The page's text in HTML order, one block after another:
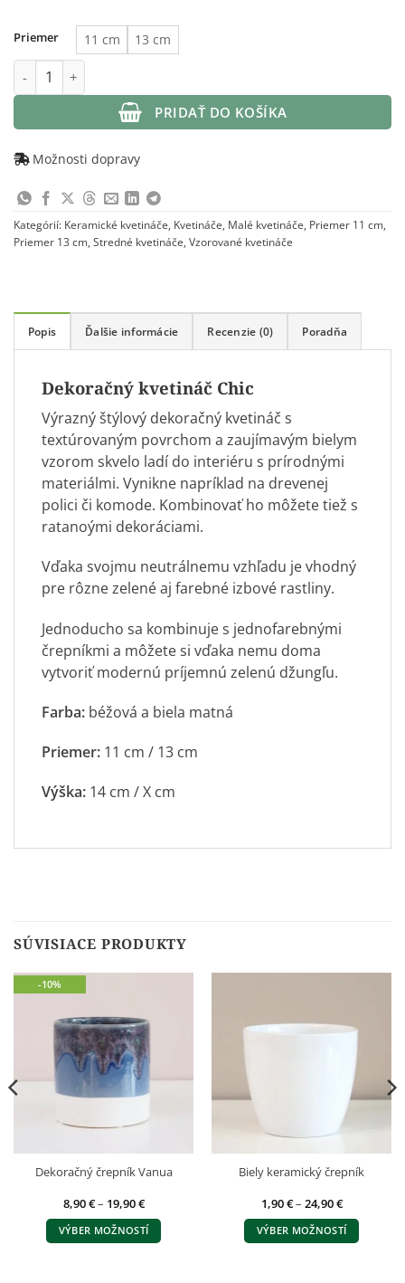
13,90 €
Priemer 11 cm
13 cm
množstvo Dekoračný kvetináč Chic
PRIDAŤ DO KOŠÍKA
Možnosti dopravy
Kategórií: Keramické kvetináče, Kvetináče, Malé kvetináče, Priemer 11 cm,
Priemer 13 cm, Stredné kvetináče, Vzorované kvetináče
Popis Ďalšie informácie Recenzie (0) Poradňa
Dekoračný kvetináč Chic
Výrazný štýlový dekoračný kvetináč s
textúrovaným povrchom a zaujímavým bielym
vzorom skvelo ladí do interiéru s prírodnými
materiálmi. Vynikne napríklad na drevenej
polici či komode. Kombinovať ho môžete tiež s
ratanoými dekoráciami.
Vďaka svojmu neutrálnemu vzhľadu je vhodný
pre rôzne zelené aj farebné izbové rastliny.
Jednoducho sa kombinuje s jednofarebnými
črepníkmi a môžete si vďaka nemu doma
vytvoriť modernú príjemnú zelenú džungľu.
Farba: béžová a biela matná
Priemer: 11 cm / 13 cm
Výška: 14 cm / X cm
SÚVISIACE PRODUKTY
-10%
Dekoračný črepník Vanua
8,90€– 19,90€Price
8,90 €
through
VÝBER MOŽNOSTÍ
Biely keramický črepník
1,90€– 24,90€Price
1,90 €
through
VÝBER MOŽNOSTÍ